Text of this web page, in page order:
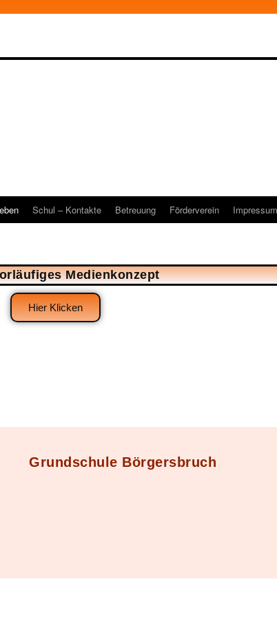
Schul – Kontakte Betreuung Förderverein Impressum
Medienkonzept
Hier Klicken
Grundschule Börgersbruch